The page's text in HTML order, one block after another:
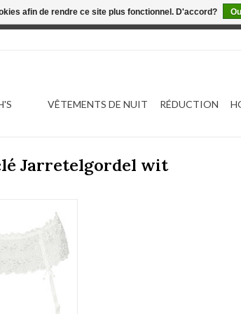
VÊTEMENTS DE NUIT RÉDUCTION
Jarretelgordel wit
AU PANIER
afin de rendre ce site plus fonctionnel. D'accord?
est en construction. Toute commande